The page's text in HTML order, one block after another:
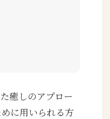
癒しのアプロー
に用いられる方